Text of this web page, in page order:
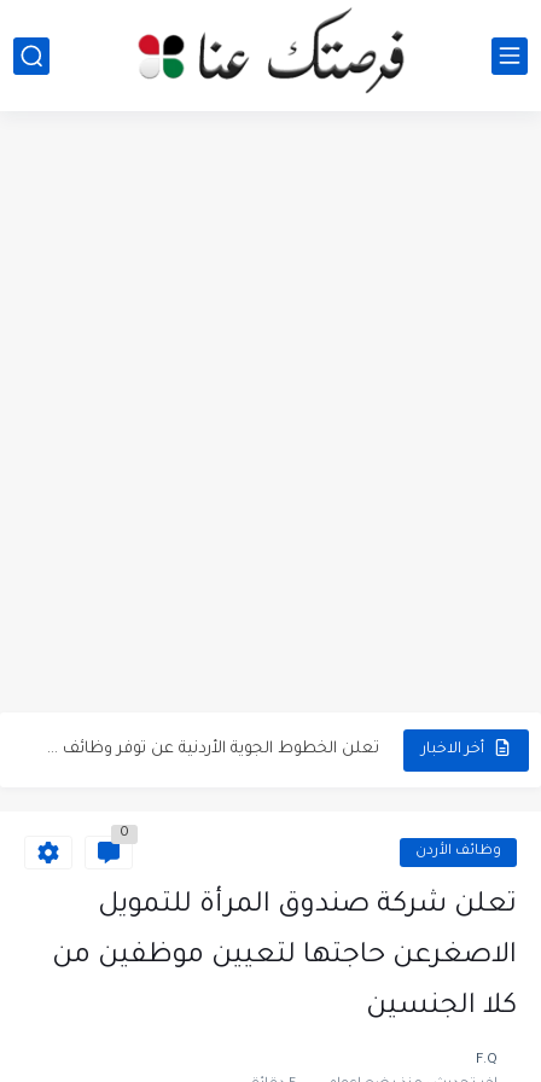
أخر الاخبار تعلن الخطوط الجوية الأردنية عن توفر وظائف شاغرة لمضيفي طيران
مطلوب عامل نظافة عدد 2 بدوام كامل او جزئي في... وظائف الأردن
0
تعلن شركة صندوق المرأة للتمويل
الاصغرعن حاجتها لتعيين موظفين من
كلا الجنسين
F.Q